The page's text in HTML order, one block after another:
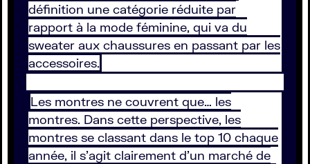
définition une catégorie réduite par
rapport à la mode féminine, qui va du
sweater aux chaussures en passant par les
accessoires.
Les montres ne couvrent que… les
montres. Dans cette perspective, les
montres se classant dans le top 10 chaque
année, il s’agit clairement d’un marché de